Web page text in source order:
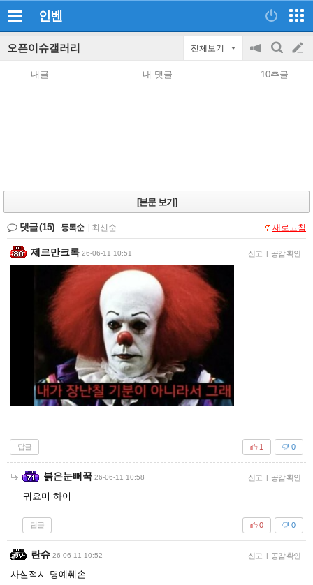
인벤
오픈이슈갤러리 전체보기
공
지
on/off
검
색
글
쓰
내글 내 댓글 10추글
[본문 보기]
댓글(15) 등록순 최신순 새로고침
제르만크록 26-06-11 10:51 신고 | 공감 확인
답글 0
1
붉은눈뻐꾹 26-06-11 10:58 신고 | 공감 확인
귀요미 하이
답글 0
0
란슈 26-06-11 10:52 신고 | 공감 확인
사실적시 명예훼손